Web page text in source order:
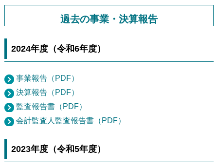
過去の事業・決算報告
2024年度（令和6年度）
事業報告（PDF）
決算報告（PDF）
監査報告書（PDF）
会計監査人監査報告書（PDF）
2023年度（令和5年度）